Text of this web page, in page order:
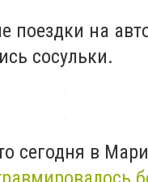
поездки на
сосульки.
сегодня в